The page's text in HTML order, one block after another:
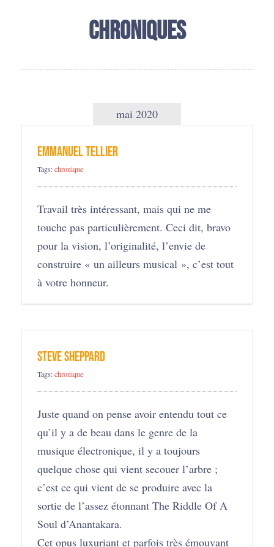
Chroniques
mai 2020
Emmanuel Tellier
Tags:chronique
Travail très intéressant, mais qui ne me
touche pas particulièrement. Ceci dit, bravo
pour la vision, l’originalité, l’envie de
construire « un ailleurs musical », c’est tout
à votre honneur.
Steve Sheppard
Tags:chronique
Juste quand on pense avoir entendu tout ce
qu’il y a de beau dans le genre de la
musique électronique, il y a toujours
quelque chose qui vient secouer l’arbre ;
c’est ce qui vient de se produire avec la
sortie de l’assez étonnant The Riddle Of A
Soul d’Anantakara.
Cet opus luxuriant et parfois très émouvant